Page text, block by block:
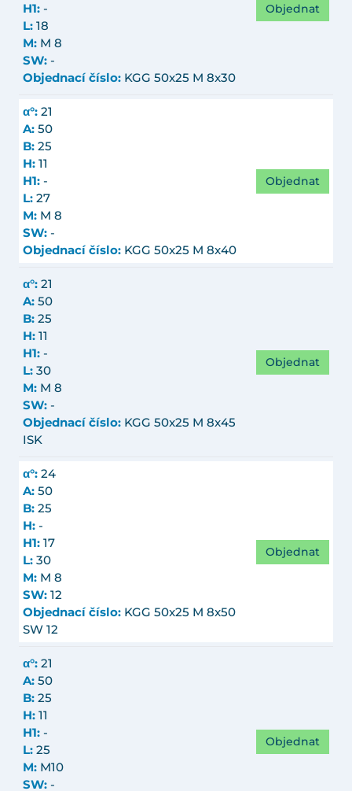
H1: -
L: 18
M: M 8
SW: -
Objednací číslo: KGG 50x25 M 8x30
Objednat
α°: 21
A: 50
B: 25
H: 11
H1: -
L: 27
M: M 8
SW: -
Objednací číslo: KGG 50x25 M 8x40
Objednat
α°: 21
A: 50
B: 25
H: 11
H1: -
L: 30
M: M 8
SW: -
Objednací číslo: KGG 50x25 M 8x45
ISK
Objednat
α°: 24
A: 50
B: 25
H: -
H1: 17
L: 30
M: M 8
SW: 12
Objednací číslo: KGG 50x25 M 8x50
SW 12
Objednat
α°: 21
A: 50
B: 25
H: 11
H1: -
L: 25
M: M10
SW: -
Objednat